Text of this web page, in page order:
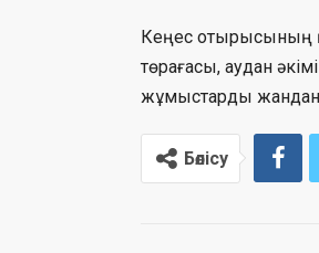
Кеңес отырысының
төрағасы, аудан
жұмыстарды
Бөлісу